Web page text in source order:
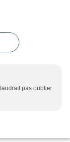
pas oublier